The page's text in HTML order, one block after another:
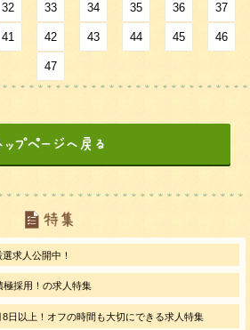
32 33 34 35 36 37
41 42 43 44 45 46
47
求人公開中！
極採用！の求人特集
8日以上！オフの時間も大切にできる求人特集